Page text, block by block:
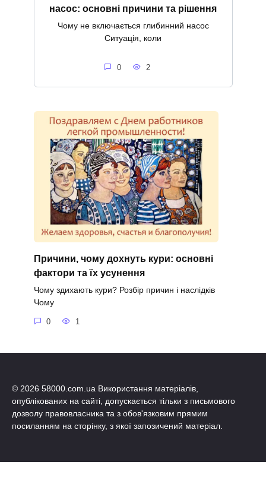
насос: основні причини та рішення
Чому не включається глибинний насос
Ситуація, коли
0 2
Причини, чому дохнуть кури: основні
фактори та їх усунення
Чому здихають кури? Розбір причин і наслідків
Чому
0 1
© 2026 58000.com.ua Використання матеріалів,
опублікованих на сайті, допускається тільки з письмового
дозволу правовласника та з обов'язковим прямим
посиланням на сторінку, з якої запозичений матеріал.